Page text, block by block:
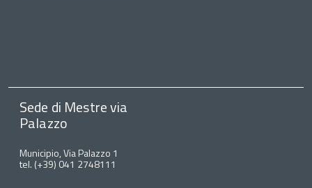
Sede di Mestre via
Palazzo
Municipio, Via Palazzo 1
tel. (+39) 041 2748111